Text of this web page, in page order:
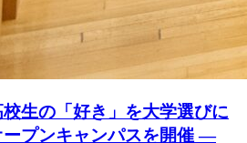
生の「好き」を大学選びに
ープンキャンパスを開催 ―